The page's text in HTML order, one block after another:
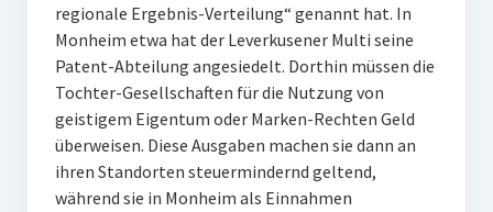
regionale Ergebnis-Verteilung“ genannt hat. In
Monheim etwa hat der Leverkusener Multi seine
Patent-Abteilung angesiedelt. Dorthin müssen die
Tochter-Gesellschaften für die Nutzung von
geistigem Eigentum oder Marken-Rechten Geld
überweisen. Diese Ausgaben machen sie dann an
ihren Standorten steuermindernd geltend,
während sie in Monheim als Einnahmen